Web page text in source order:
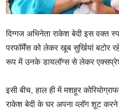
दिग्गज अभिनेता राकेश बेदी इस वक्त
परफॉर्मेंस को लेकर खूब सुर्खियां बटोर
रूप में उनके डायलॉग्स से लेकर
इसी बीच, हाल ही में मशहूर
राकेश बेदी के घर अपना व्लॉग शूट